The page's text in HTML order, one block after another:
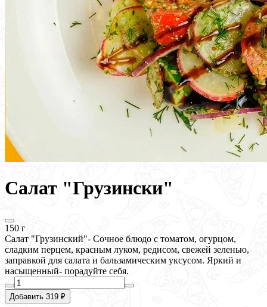
Салат "Грузински"
150 г
Салат "Грузинский"- Сочное блюдо с томатом, огурцом,
сладким перцем, красным луком, редисом, свежей зеленью,
заправкой для салата и бальзамическим уксусом. Яркий и
насыщенный- порадуйте себя.
Добавить 319 ₽